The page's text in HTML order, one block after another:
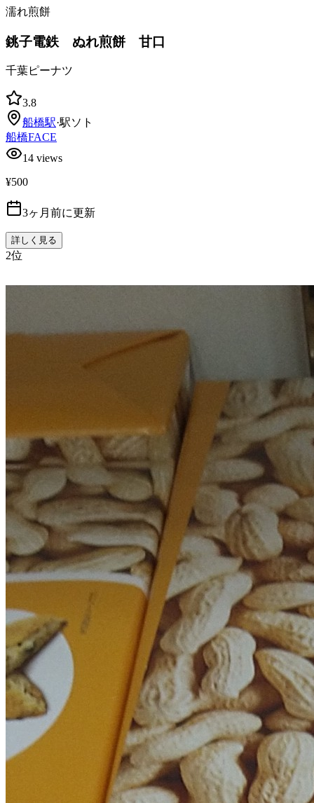
濡れ煎餅
銚子電鉄 ぬれ煎餅 甘口
千葉ピーナツ
3.8
船橋駅·駅ソト
船橋FACE
14 views
¥500
3ヶ月前に更新
詳しく見る
2位